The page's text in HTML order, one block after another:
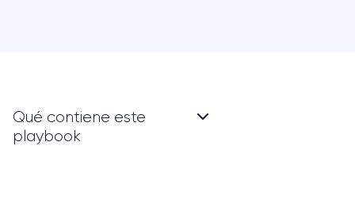
Qué contiene este
playbook